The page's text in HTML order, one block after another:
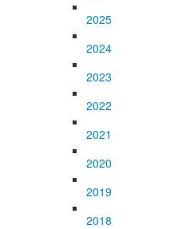
2025
2024
2023
2022
2021
2020
2019
2018